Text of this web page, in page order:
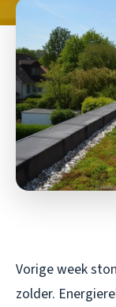
Vorige week
zolder.